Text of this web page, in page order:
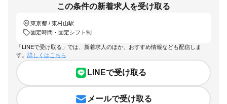
この条件の新着求人を受け取る
東京都 / 東村山駅
固定時間・固定シフト制
「LINEで受け取る」では、新着求人のほか、おすすめ情報なども配信しま
す。 詳しくはこちら
LINEで受け取る
メールで受け取る